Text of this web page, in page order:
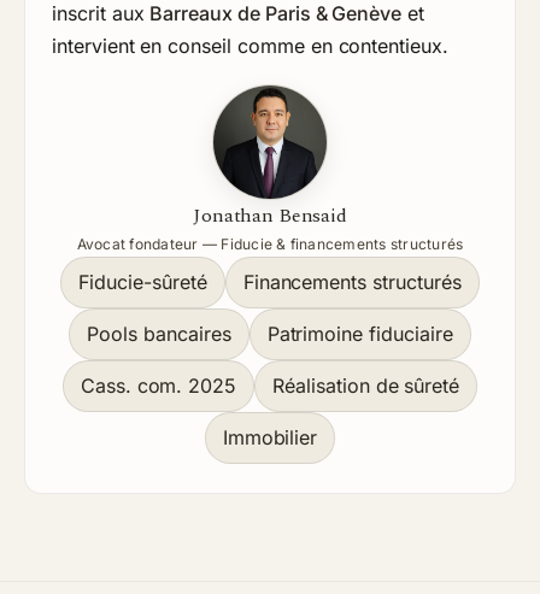
inscrit aux Barreaux de Paris & Genève et
intervient en conseil comme en contentieux.
Jonathan Bensaid
Avocat fondateur — Fiducie & financements structurés
Fiducie-sûreté Financements structurés
Pools bancaires Patrimoine fiduciaire
Cass. com. 2025 Réalisation de sûreté
Immobilier